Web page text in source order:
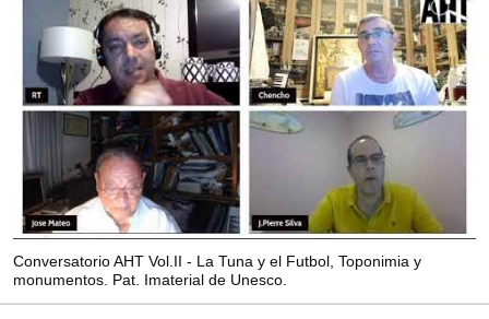
Conversatorio AHT Vol.II - La Tuna y el Futbol, Toponimia y
monumentos. Pat. Imaterial de Unesco.